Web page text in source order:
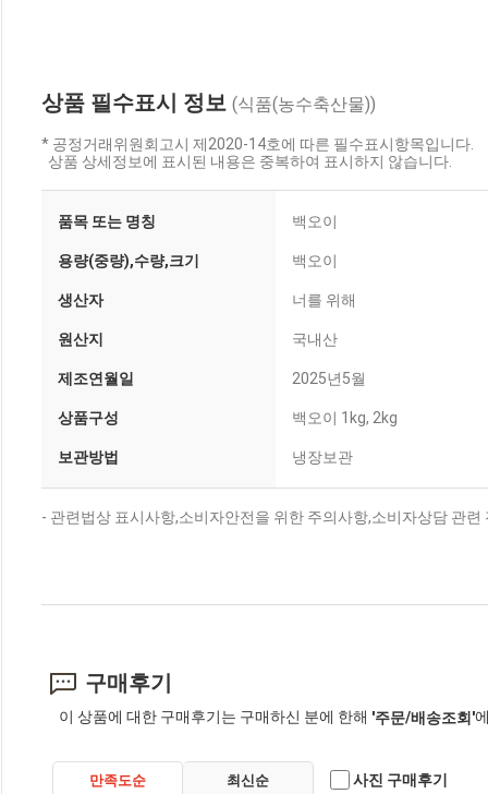
상품 필수표시 정보 (식품(농수축산물))
* 공정거래위원회고시 제2020-14호에 따른 필수표시항목입니다.
상품 상세정보에 표시된 내용은 중복하여 표시하지 않습니다.
품목 또는 명칭 백오이
용량(중량),수량,크기 백오이
생산자 너를 위해
원산지 국내산
제조연월일 2025년5월
상품구성 백오이 1kg, 2kg
보관방법 냉장보관
- 관련법상 표시사항,소비자안전을 위한 주의사항,소비자상담 관
구매후기
이 상품에 대한 구매후기는 구매하신 분에 한해 '주문/배송조회'
만족도순 최신순 사진 구매후기